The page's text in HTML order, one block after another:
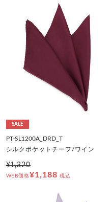
SALE
PT-SL1200A_DRD_T
シルクポケットチーフ/ワイン
¥1,320
WEB価格¥1,188 税込